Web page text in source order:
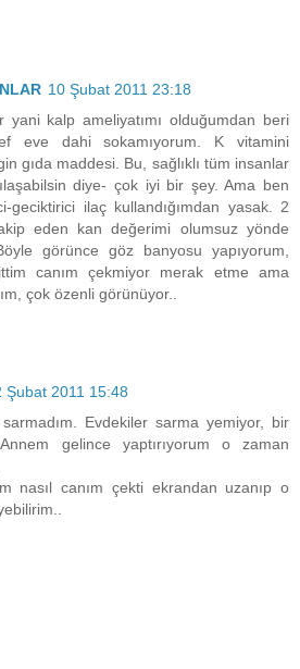
10 Şubat 2011 23:18
yani kalp ameliyatımı olduğumdan beri
eve dahi sokamıyorum. K vitamini
gıda maddesi. Bu, sağlıklı tüm insanlar
diye- çok iyi bir şey. Ama ben
geciktirici ilaç kullandığımdan yasak. 2
eden kan değerimi olumsuz yönde
görünce göz banyosu yapıyorum,
canım çekmiyor merak etme ama
çok özenli görünüyor..
Şubat 2011 15:48
Evdekiler sarma yemiyor, bir
gelince yaptırıyorum o zaman
nasıl canım çekti ekrandan uzanıp o